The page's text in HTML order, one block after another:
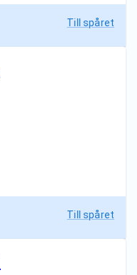
Till spåret
Till spåret